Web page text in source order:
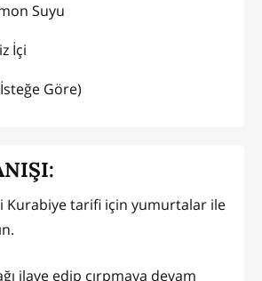
Suyu
İçi
Göre)
Kurabiye tarifi için yumurtalar ile
ilave edip çırpmaya devam